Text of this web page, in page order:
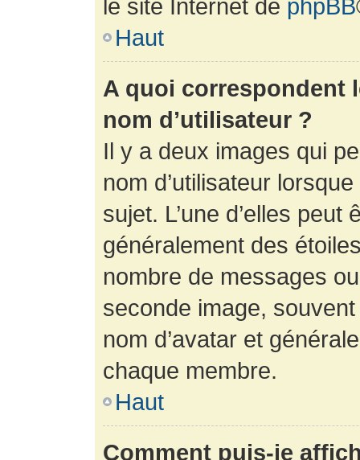
le site Internet de phpBB
Haut
A quoi correspondent
nom d’utilisateur ?
Il y a deux images qui
nom d’utilisateur
sujet. L’une d’elles
généralement des
nombre de messages
seconde image,
nom d’avatar et
chaque membre.
Haut
Comment puis-je